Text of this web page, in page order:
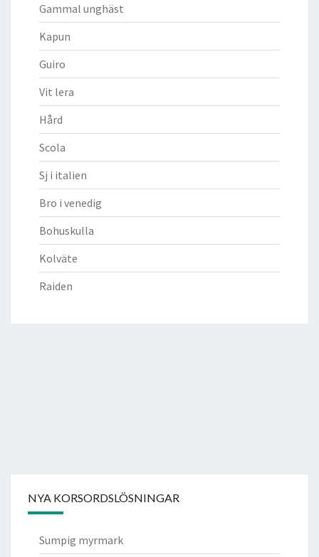
Gammal unghäst
Kapun
Guiro
Vit lera
Hård
Scola
Sj i italien
Bro i venedig
Bohuskulla
Kolväte
Raiden
NYA KORSORDSLÖSNINGAR
Sumpig myrmark